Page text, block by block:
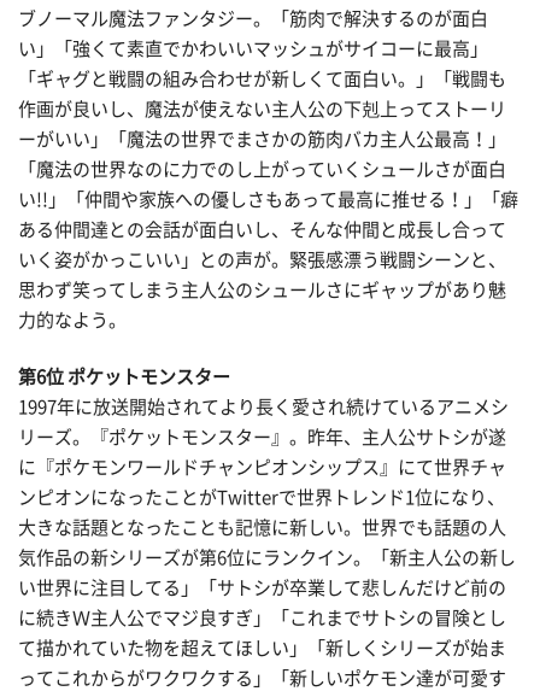
ブノーマル魔法ファンタジー。「筋肉で解決するのが面白
い」「強くて素直でかわいいマッシュがサイコーに最高」
「ギャグと戦闘の組み合わせが新しくて面白い。」「戦闘も
作画が良いし、魔法が使えない主人公の下剋上ってストーリ
ーがいい」「魔法の世界でまさかの筋肉バカ主人公最高！」
「魔法の世界なのに力でのし上がっていくシュールさが面白
い!!」「仲間や家族への優しさもあって最高に推せる！」「癖
ある仲間達との会話が面白いし、そんな仲間と成長し合って
いく姿がかっこいい」との声が。緊張感漂う戦闘シーンと、
思わず笑ってしまう主人公のシュールさにギャップがあり魅
力的なよう。
第6位 ポケットモンスター
1997年に放送開始されてより長く愛され続けているアニメシ
リーズ。『ポケットモンスター』。昨年、主人公サトシが遂
に『ポケモンワールドチャンピオンシップス』にて世界チャ
ンピオンになったことがTwitterで世界トレンド1位になり、
大きな話題となったことも記憶に新しい。世界でも話題の人
気作品の新シリーズが第6位にランクイン。「新主人公の新し
い世界に注目してる」「サトシが卒業して悲しんだけど前の
に続きＷ主人公でマジ良すぎ」「これまでサトシの冒険とし
て描かれていた物を超えてほしい」「新しくシリーズが始ま
ってこれからがワクワクする」「新しいポケモン達が可愛す